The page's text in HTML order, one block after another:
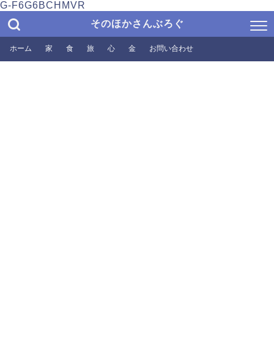
G-F6G6BCHMVR
そのほかさんぶろぐ
ホーム 家 食 旅 心 金 お問い合わせ